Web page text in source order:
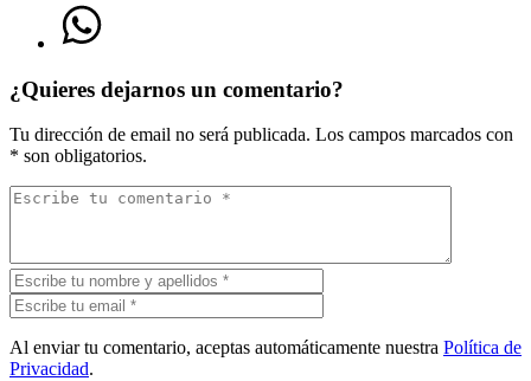
¿Quieres dejarnos un comentario?
Tu dirección de email no será publicada. Los campos marcados con
* son obligatorios.
Al enviar tu comentario, aceptas automáticamente nuestra Política de
Privacidad.